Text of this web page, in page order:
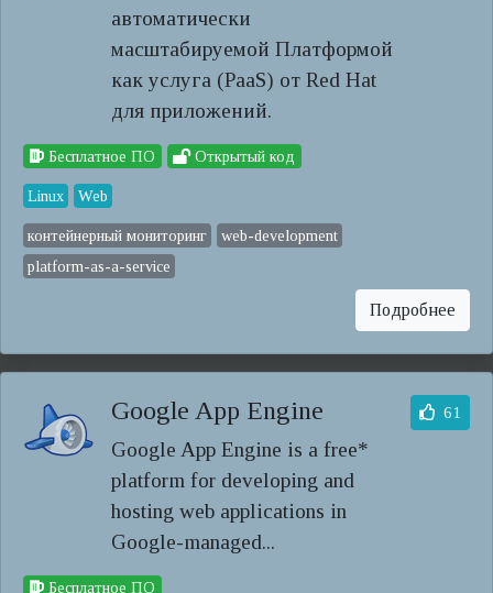
автоматически
масштабируемой Платформой
как услуга (PaaS) от Red Hat
для приложений.
Бесплатное ПО Открытый код
Linux Web
контейнерный мониторинг
web-development
platform-as-a-service
Подробнее
Google App Engine
Google App Engine is a free*
platform for developing and
hosting web applications in
Google-managed...
61
Бесплатное ПО